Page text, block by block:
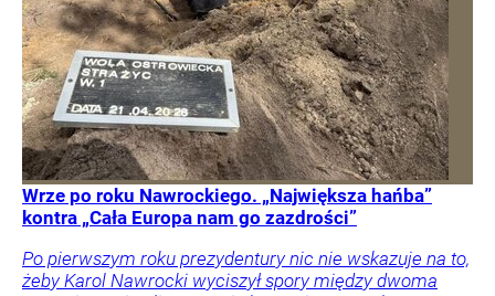
Wrze po roku Nawrockiego. „Największa hańba”
kontra „Cała Europa nam go zazdrości”
Po pierwszym roku prezydentury nic nie wskazuje na to,
żeby Karol Nawrocki wyciszył spory między dwoma